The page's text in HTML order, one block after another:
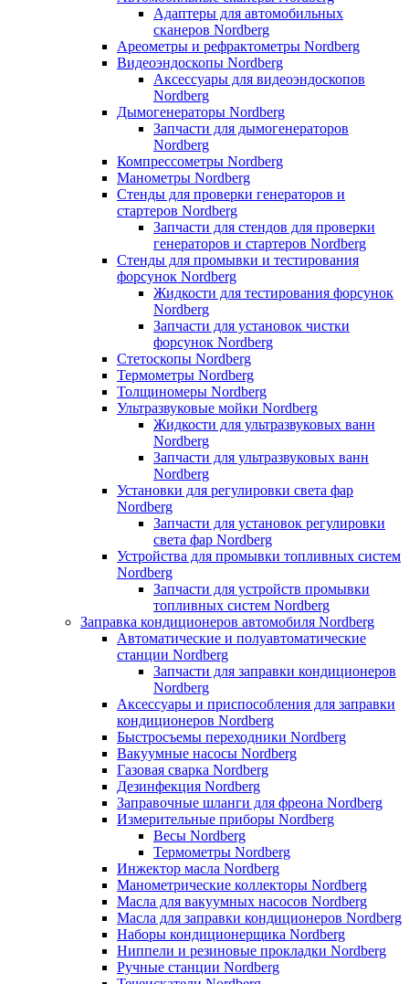
Адаптеры для автомобильных
сканеров Nordberg
Ареометры и рефрактометры Nordberg
Видеоэндоскопы Nordberg
Аксессуары для видеоэндоскопов
Nordberg
Дымогенераторы Nordberg
Запчасти для дымогенераторов
Nordberg
Компрессометры Nordberg
Манометры Nordberg
Стенды для проверки генераторов и
стартеров Nordberg
Запчасти для стендов для проверки
генераторов и стартеров Nordberg
Стенды для промывки и тестирования
форсунок Nordberg
Жидкости для тестирования форсунок
Nordberg
Запчасти для установок чистки
форсунок Nordberg
Стетоскопы Nordberg
Термометры Nordberg
Толщиномеры Nordberg
Ультразвуковые мойки Nordberg
Жидкости для ультразвуковых ванн
Nordberg
Запчасти для ультразвуковых ванн
Nordberg
Установки для регулировки света фар
Nordberg
Запчасти для установок регулировки
света фар Nordberg
Устройства для промывки топливных систем
Nordberg
Запчасти для устройств промывки
топливных систем Nordberg
Заправка кондиционеров автомобиля Nordberg
Автоматические и полуавтоматические
станции Nordberg
Запчасти для заправки кондиционеров
Nordberg
Аксессуары и приспособления для заправки
кондиционеров Nordberg
Быстросъемы переходники Nordberg
Вакуумные насосы Nordberg
Газовая сварка Nordberg
Дезинфекция Nordberg
Заправочные шланги для фреона Nordberg
Измерительные приборы Nordberg
Весы Nordberg
Термометры Nordberg
Инжектор масла Nordberg
Манометрические коллекторы Nordberg
Масла для вакуумных насосов Nordberg
Масла для заправки кондиционеров Nordberg
Наборы кондиционерщика Nordberg
Ниппели и резиновые прокладки Nordberg
Ручные станции Nordberg